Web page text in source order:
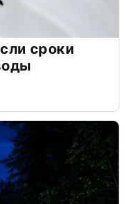
сроки